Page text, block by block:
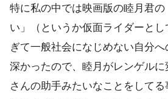
特に私の中では映画版の睦月君の
い」（というか仮面ライダーと
ぎて一般社会になじめない自分
深かったので、睦月がレンゲル
さんの助手みたいなことをして